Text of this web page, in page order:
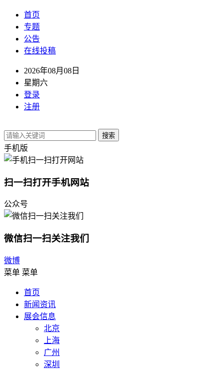
首页
专题
公告
在线投稿
2026年08月08日
星期六
登录
注册
搜索
手机版
扫一扫打开手机网站
公众号
微信扫一扫关注我们
微博
菜单 菜单
首页
新闻资讯
展会信息
北京
上海
广州
深圳